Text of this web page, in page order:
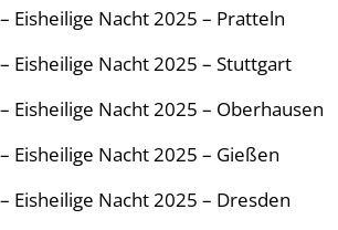
Eisheilige Nacht 2025 – Pratteln
Eisheilige Nacht 2025 – Stuttgart
Eisheilige Nacht 2025 – Oberhausen
Eisheilige Nacht 2025 – Gießen
Eisheilige Nacht 2025 – Dresden